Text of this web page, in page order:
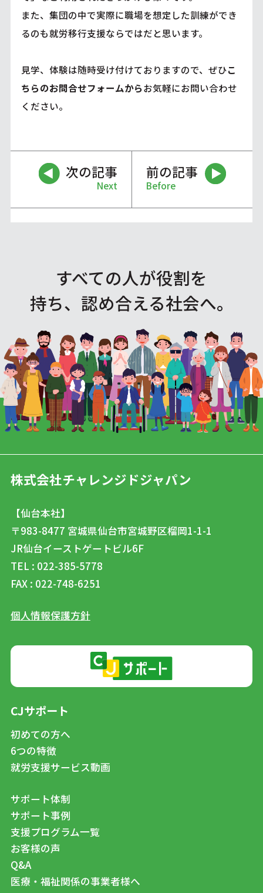
また、集団の中で実際に職場を想定した訓練ができ
るのも就労移行支援ならではだと思います。
見学、体験は随時受け付けておりますので、ぜひこ
ちらのお問合せフォームからお気軽にお問い合わせ
ください。
次の記事
Next
前の記事
Before
すべての人が役割を
持ち、認め合える社会へ。
株式会社チャレンジドジャパン
【仙台本社】
〒983-8477 宮城県仙台市宮城野区榴岡1-1-1
JR仙台イーストゲートビル6F
TEL : 022-385-5778
FAX : 022-748-6251
個人情報保護方針
CJサポート
初めての方へ
6つの特徴
就労支援サービス動画
サポート体制
サポート事例
支援プログラム一覧
お客様の声
Q&A
医療・福祉関係の事業者様へ